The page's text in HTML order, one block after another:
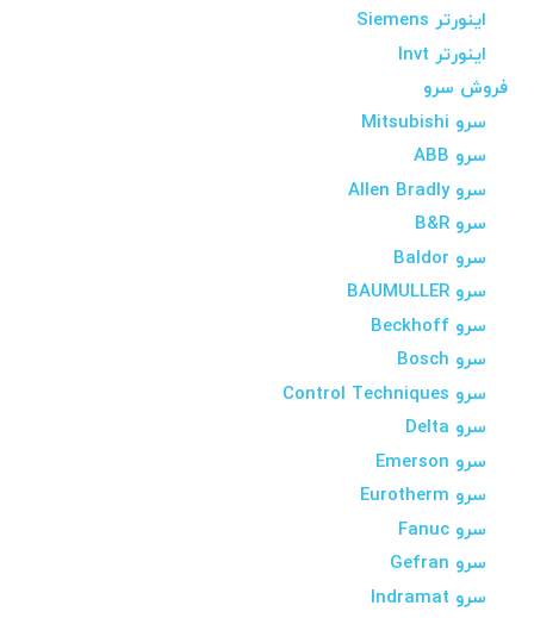
اینورتر Siemens
اینورتر Invt
فروش سرو
سرو Mitsubishi
سرو ABB
سرو Allen Bradly
سرو B&R
سرو Baldor
سرو BAUMULLER
سرو Beckhoff
سرو Bosch
سرو Control Techniques
سرو Delta
سرو Emerson
سرو Eurotherm
سرو Fanuc
سرو Gefran
سرو Indramat